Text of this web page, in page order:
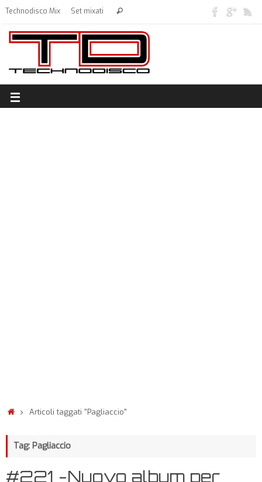
Technodisco Mix Set mixati
Articoli taggati "Pagliaccio"
Tag: Pagliaccio
#221 -Nuovo album per